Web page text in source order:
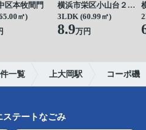
区本牧間門
㎡)
横浜市栄区小山台２丁目
3LDK (60.99㎡)
8.9万円
一覧 上大岡駅 コーポ磯
ステートなごみ